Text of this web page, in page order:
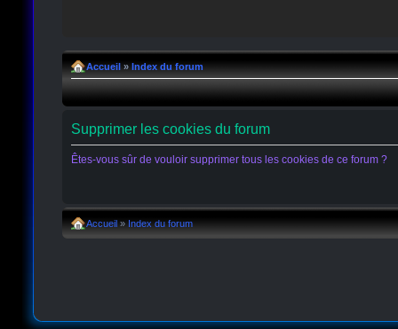
Accueil » Index du forum
Supprimer les cookies du forum
Êtes-vous sûr de vouloir supprimer tous les cookies de ce forum ?
Accueil » Index du forum